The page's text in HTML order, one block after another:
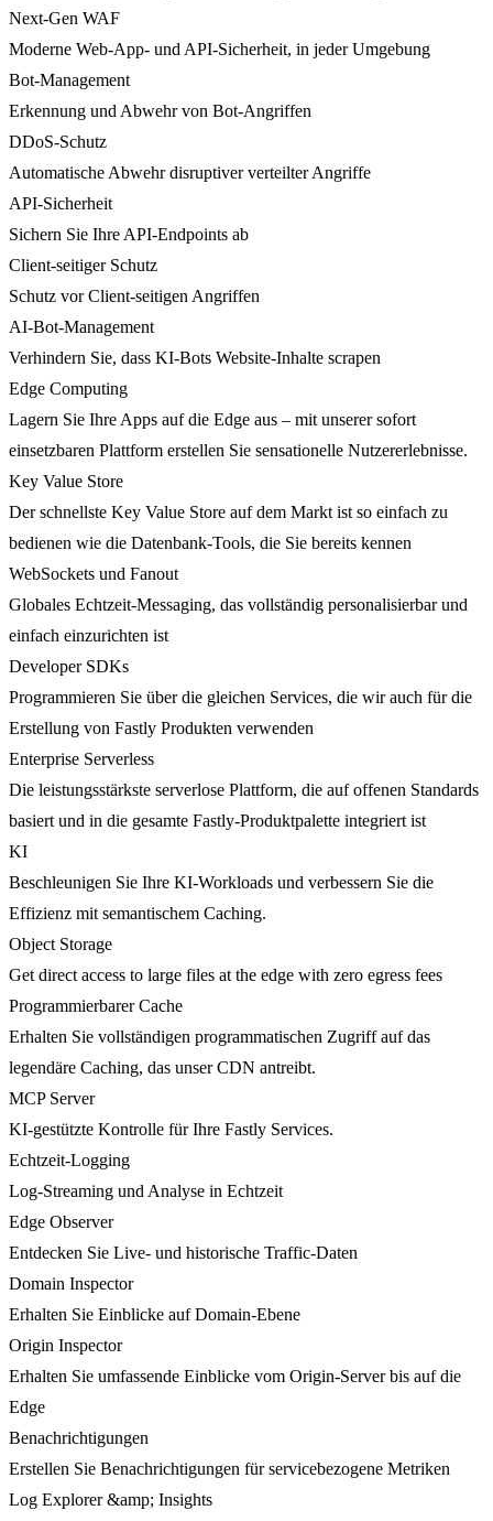
Next-Gen WAF
Moderne Web-App- und API-Sicherheit, in jeder Umgebung
Bot-Management
Erkennung und Abwehr von Bot-Angriffen
DDoS-Schutz
Automatische Abwehr disruptiver verteilter Angriffe
API-Sicherheit
Sichern Sie Ihre API-Endpoints ab
Client-seitiger Schutz
Schutz vor Client-seitigen Angriffen
AI-Bot-Management
Verhindern Sie, dass KI-Bots Website-Inhalte scrapen
Edge Computing
Lagern Sie Ihre Apps auf die Edge aus – mit unserer sofort
einsetzbaren Plattform erstellen Sie sensationelle Nutzererlebnisse.
Key Value Store
Der schnellste Key Value Store auf dem Markt ist so einfach zu
bedienen wie die Datenbank-Tools, die Sie bereits kennen
WebSockets und Fanout
Globales Echtzeit-Messaging, das vollständig personalisierbar und
einfach einzurichten ist
Developer SDKs
Programmieren Sie über die gleichen Services, die wir auch für die
Erstellung von Fastly Produkten verwenden
Enterprise Serverless
Die leistungsstärkste serverlose Plattform, die auf offenen Standards
basiert und in die gesamte Fastly-Produktpalette integriert ist
KI
Beschleunigen Sie Ihre KI-Workloads und verbessern Sie die
Effizienz mit semantischem Caching.
Object Storage
Get direct access to large files at the edge with zero egress fees
Programmierbarer Cache
Erhalten Sie vollständigen programmatischen Zugriff auf das
legendäre Caching, das unser CDN antreibt.
MCP Server
KI-gestützte Kontrolle für Ihre Fastly Services.
Echtzeit-Logging
Log-Streaming und Analyse in Echtzeit
Edge Observer
Entdecken Sie Live- und historische Traffic-Daten
Domain Inspector
Erhalten Sie Einblicke auf Domain-Ebene
Origin Inspector
Erhalten Sie umfassende Einblicke vom Origin-Server bis auf die
Edge
Benachrichtigungen
Erstellen Sie Benachrichtigungen für servicebezogene Metriken
Log Explorer &amp; Insights